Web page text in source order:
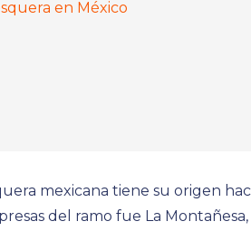
mexicana tiene su origen
del ramo fue La